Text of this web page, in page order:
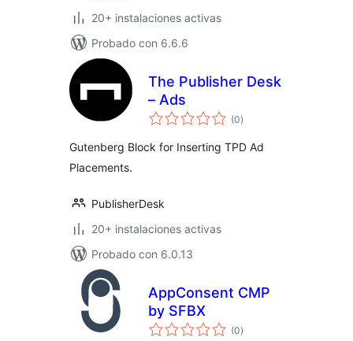
20+ instalaciones activas
Probado con 6.6.6
The Publisher Desk
– Ads
(0valoraciones
en
)
Gutenberg Block for Inserting TPD Ad
Placements.
PublisherDesk
20+ instalaciones activas
Probado con 6.0.13
AppConsent CMP
by SFBX
(0valoraciones
en
)